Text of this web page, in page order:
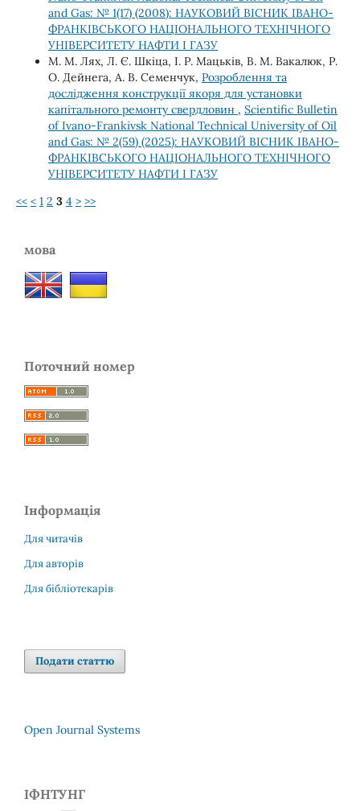
and Gas: № 1(17) (2008): НАУКОВИЙ ВІСНИК ІВАНО-
ФРАНКІВСЬКОГО НАЦІОНАЛЬНОГО ТЕХНІЧНОГО
УНІВЕРСИТЕТУ НАФТИ І ГАЗУ
М. М. Лях, Л. Є. Шкіца, І. Р. Мацьків, В. М. Вакалюк, Р.
О. Дейнега, А. В. Семенчук, Розроблення та
дослідження конструкції якоря для установки
капітального ремонту свердловин , Scientific Bulletin
of Ivano-Frankivsk National Technical University of Oil
and Gas: № 2(59) (2025): НАУКОВИЙ ВІСНИК ІВАНО-
ФРАНКІВСЬКОГО НАЦІОНАЛЬНОГО ТЕХНІЧНОГО
УНІВЕРСИТЕТУ НАФТИ І ГАЗУ
<< < 1 2 3 4 > >>
мова
Поточний номер
Інформація
Для читачів
Для авторів
Для бібліотекарів
Подати статтю
Open Journal Systems
ІФНТУНГ